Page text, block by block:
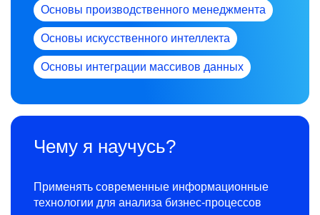
Основы производственного менеджмента
Основы искусственного интеллекта
Основы интеграции массивов данных
Чему я научусь?
Применять современные информационные
технологии для анализа бизнес-процессов